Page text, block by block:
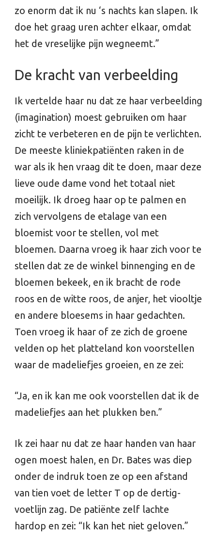
zo enorm dat ik nu ‘s nachts kan slapen. Ik
doe het graag uren achter elkaar, omdat
het de vreselijke pijn wegneemt.”
De kracht van verbeelding
Ik vertelde haar nu dat ze haar verbeelding
(imagination) moest gebruiken om haar
zicht te verbeteren en de pijn te verlichten.
De meeste kliniekpatiënten raken in de
war als ik hen vraag dit te doen, maar deze
lieve oude dame vond het totaal niet
moeilijk. Ik droeg haar op te palmen en
zich vervolgens de etalage van een
bloemist voor te stellen, vol met
bloemen. Daarna vroeg ik haar zich voor te
stellen dat ze de winkel binnenging en de
bloemen bekeek, en ik bracht de rode
roos en de witte roos, de anjer, het viooltje
en andere bloesems in haar gedachten.
Toen vroeg ik haar of ze zich de groene
velden op het platteland kon voorstellen
waar de madeliefjes groeien, en ze zei:
“Ja, en ik kan me ook voorstellen dat ik de
madeliefjes aan het plukken ben.”
Ik zei haar nu dat ze haar handen van haar
ogen moest halen, en Dr. Bates was diep
onder de indruk toen ze op een afstand
van tien voet de letter T op de dertig-
voetlijn zag. De patiënte zelf lachte
hardop en zei: “Ik kan het niet geloven.”